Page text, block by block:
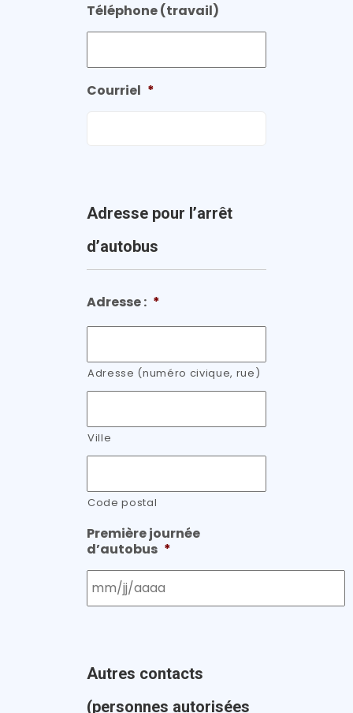
Téléphone (travail)
Courriel *
Adresse pour l’arrêt
d’autobus
Adresse : *
Adresse (numéro civique, rue)
Ville
Code postal
Première journée
d’autobus *
Autres contacts
(personnes autorisées